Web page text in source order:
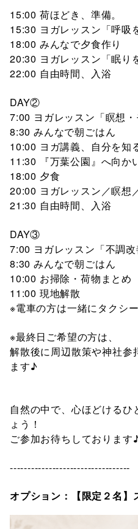
15:00 荷ほどき、準備。
15:30 ヨガレッスン「呼吸
18:00 みんなで夕食作り
20:30 ヨガレッスン「眠り
22:00 自由時間、入浴
DAY②
7:00 ヨガレッスン「瞑想・
8:30 みんなで朝ごはん
10:00 ヨガ講義、自分を知
11:30 『万葉公園』へ向か
18:00 夕食
20:00 ヨガレッスン／瞑想
21:30 自由時間、入浴
DAY③
7:00 ヨガレッスン「不調改
8:30 みんなで朝ごはん
10:00 お掃除・荷物まとめ
11:00 現地解散
※電車の方は一緒にタクシ
※最終日ご希望の方は、
解散後に周辺散策や神社参
ます♪
自然の中で、心ほどけるひ
ょう！
ご参加お待ちしております
----------------------------------
オプション：【限定２名】